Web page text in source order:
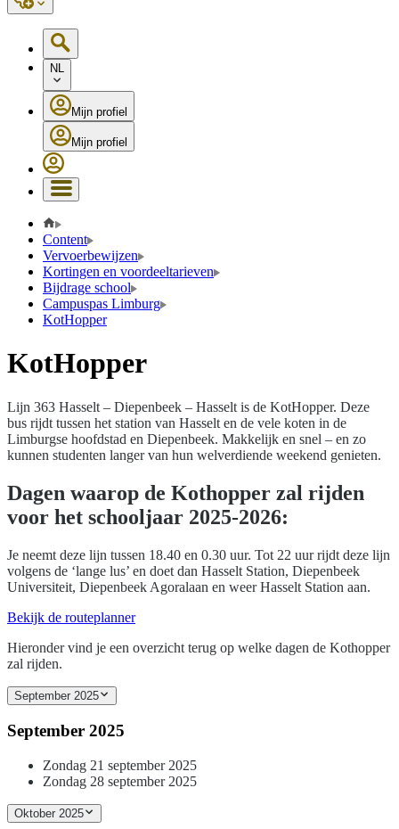
NL
Mijn profiel
Mijn profiel
Content
Vervoerbewijzen
Kortingen en voordeeltarieven
Bijdrage school
Campuspas Limburg
KotHopper
KotHopper
Lijn 363 Hasselt – Diepenbeek – Hasselt is de KotHopper. Deze
bus rijdt tussen het station van Hasselt en de vele koten in de
Limburgse hoofdstad en Diepenbeek. Makkelijk en snel – en zo
kunnen studenten langer van hun welverdiende weekend genieten.
Dagen waarop de Kothopper zal rijden
voor het schooljaar 2025-2026:
Je neemt deze lijn tussen 18.40 en 0.30 uur. Tot 22 uur rijdt deze lijn
volgens de ‘lange lus’ en doet dan Hasselt Station, Diepenbeek
Universiteit, Diepenbeek Agoralaan en weer Hasselt Station aan.
Bekijk de routeplanner
Hieronder vind je een overzicht terug op welke dagen de Kothopper
zal rijden.
September 2025
September 2025
Zondag 21 september 2025
Zondag 28 september 2025
Oktober 2025